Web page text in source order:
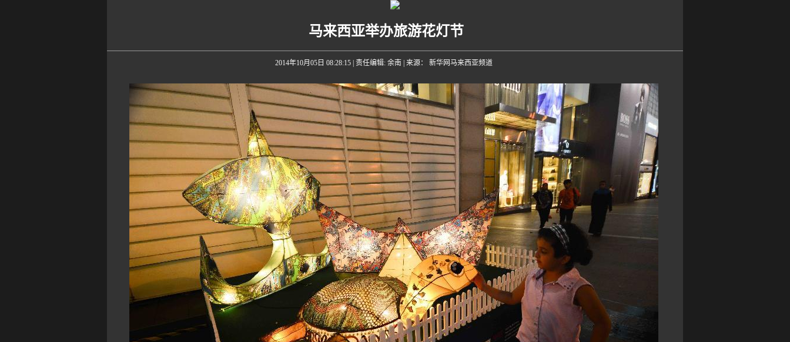
马来西亚举办旅游花灯节
2014年10月05日 08:28:15| 责任编辑: 余南 | 来源： 新华网马来西亚频道